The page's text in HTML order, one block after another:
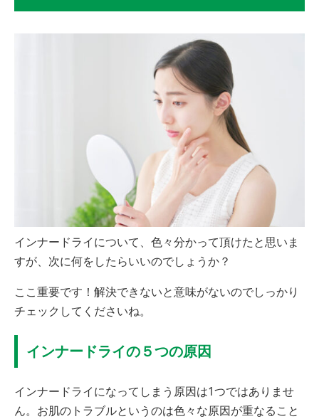
インナードライについて、色々分かって頂けたと思いま
すが、次に何をしたらいいのでしょうか？
ここ重要です！解決できないと意味がないのでしっかり
チェックしてくださいね。
インナードライの５つの原因
インナードライになってしまう原因は1つではありませ
ん。お肌のトラブルというのは色々な原因が重なること